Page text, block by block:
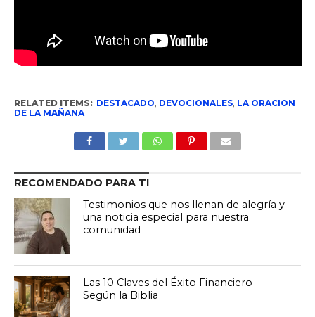
RELATED ITEMS: DESTACADO, DEVOCIONALES, LA ORACION
DE LA MAÑANA
RECOMENDADO PARA TI
Testimonios que nos llenan de alegría y
una noticia especial para nuestra
comunidad
Las 10 Claves del Éxito Financiero
Según la Biblia